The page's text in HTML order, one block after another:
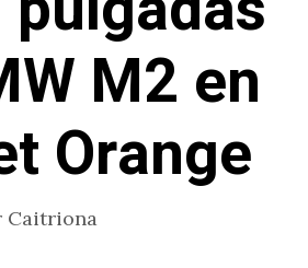
M2 en
Orange
Caitriona